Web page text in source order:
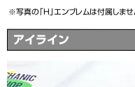
写真の「Ｈ」エンブレムは付属しませ
アイライン